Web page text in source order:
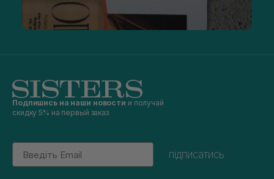
Подпишись на наши новости и получай
скидку 5% на первый заказ
Email
підписатись